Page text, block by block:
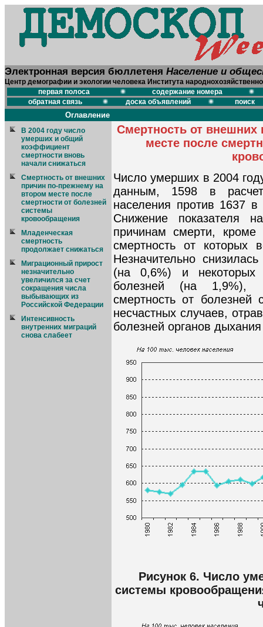
Электронная версия бюллетеня Население и
Центр демографии и экологии человека Института
первая полоса
содержание номера
обратная связь
доска объявлений поиск
Оглавление
В 2004 году число
умерших и общий
коэффициент
смертности вновь
начали снижаться
Смертность от внешних
причин по-прежнему на
втором месте после
смертности от болезней
системы
кровообращения
Младенческая
смертность
продолжает снижаться
Миграционный прирост
незначительно
увеличился за счет
сокращения числа
выбывающих из
Российской Федерации
Интенсивность
внутренних миграций
снова слабеет
Смертность от
месте после
Число умерших в 2004
данным, 1598 в
населения против 1637
Снижение показателя
причинам смерти, кроме
смертность от
Незначительно
(на 0,6%) и некоторых
болезней (на 1,9%),
смертность от болезней
несчастных случаев,
болезней органов
Рисунок 6. Число
системы